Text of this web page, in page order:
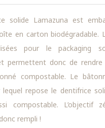
solide Lamazuna est
en carton biodégradable.
pour le packaging
permettent donc de rendre
compostable. Le
repose le dentifrice
compostable. L’objectif
rempli !